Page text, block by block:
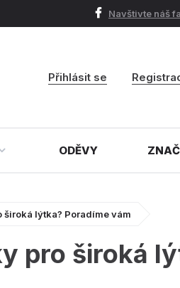
Navštivte náš
Přihlásit se
ODĚVY
lýtka? Poradíme vám
pro široká